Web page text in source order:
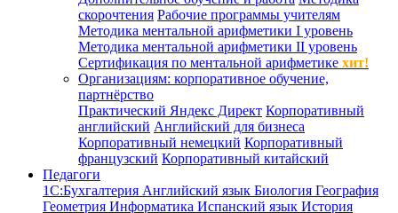
скорочтения Рабочие программы учителям
Методика ментальной арифметики I уровень
Методика ментальной арифметики II уровень
Сертификация по ментальной арифметике хит!
Организациям: корпоративное обучение,
партнёрство
Практический Яндекс Директ Корпоративный
английский Английский для бизнеса
Корпоративный немецкий Корпоративный
французский Корпоративный китайский
Педагоги
1С:Бухгалтерия Английский язык Биология География
Геометрия Информатика Испанский язык История